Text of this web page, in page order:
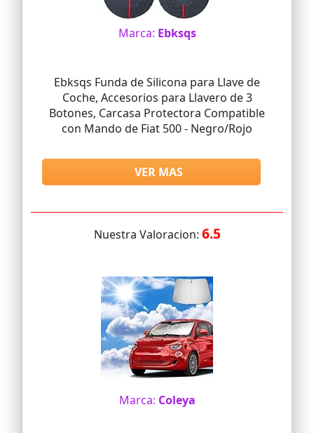
Marca: Ebksqs
Ebksqs Funda de Silicona para Llave de
Coche, Accesorios para Llavero de 3
Botones, Carcasa Protectora Compatible
con Mando de Fiat 500 - Negro/Rojo
VER MAS
Nuestra Valoracion: 6.5
Marca: Coleya